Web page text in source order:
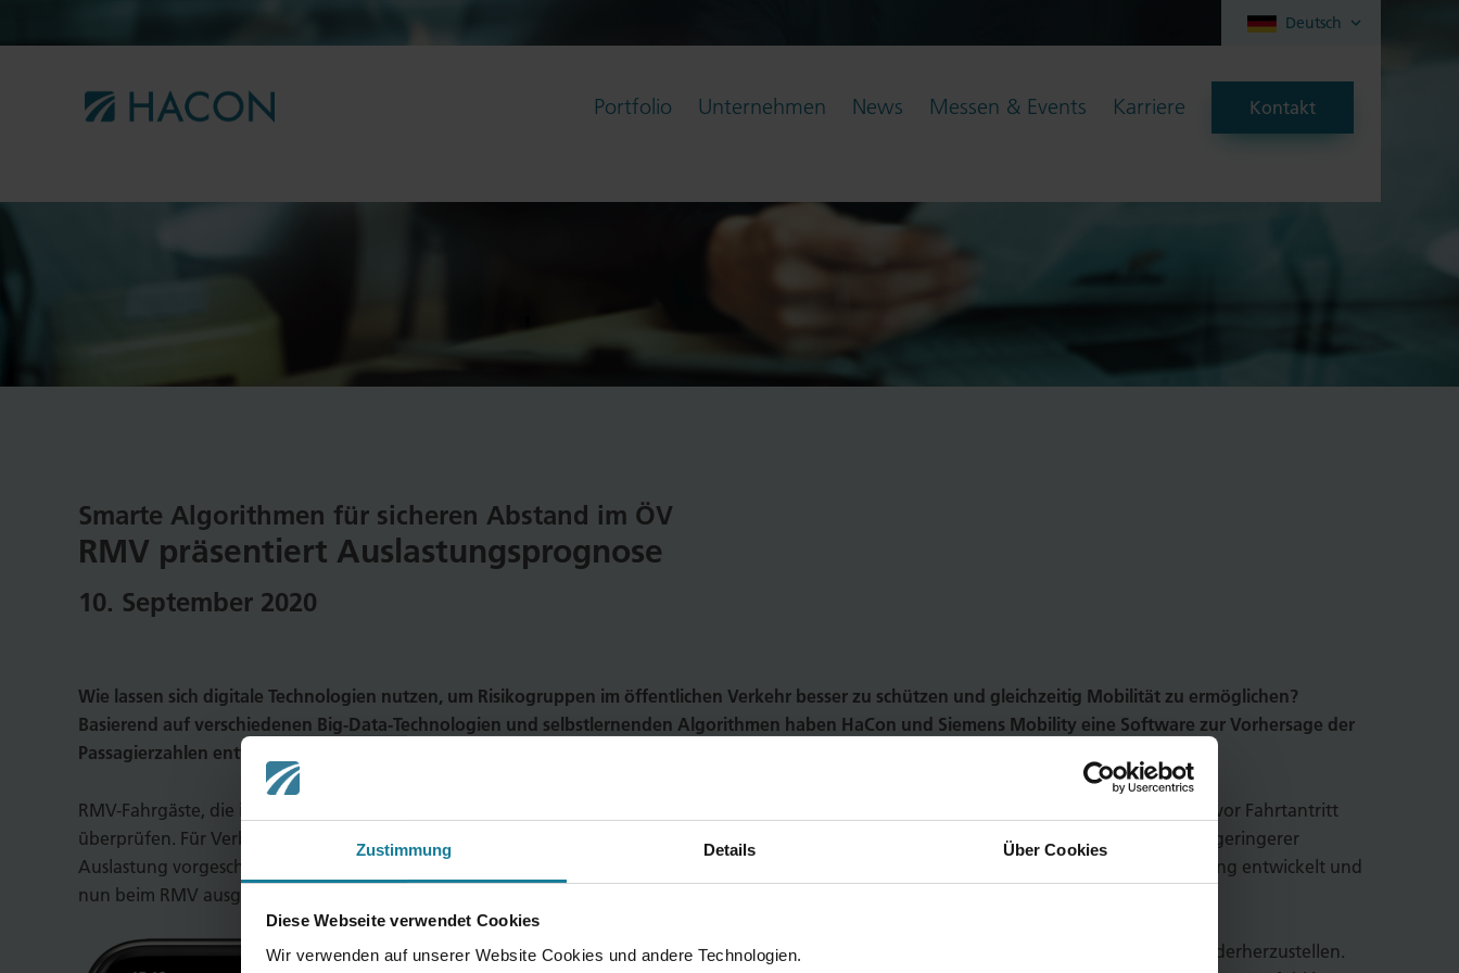
Zustimmung Details Über Cookies
Diese Webseite verwendet Cookies
Wir verwenden auf unserer Website Cookies und andere Technologien.
Deutsch
Portfolio Unternehmen News Messen & Events Karriere Kontakt
Smarte Algorithmen für sicheren Abstand im ÖV
RMV präsentiert Auslastungsprognose
10. September 2020
Wie lassen sich digitale Technologien nutzen, um Risikogruppen im öffentlichen Verkehr besser zu schützen und gleichzeitig Mobilität zu ermöglichen?
Basierend auf verschiedenen Big-Data-Technologien und selbstlernenden Algorithmen haben HaCon und Siemens Mobility eine Software zur Vorhersage der
Passagierzahlen entwickelt, die seit September beim Rhein-Main-Verkehrsverbund (RMV) zum Einsatz kommt.
RMV-Fahrgäste, die ihre Reise über die mobile Website
planen, können ab sofort die geschätzte Fahrzeugbelegung auf ihrer Route vor Fahrtantritt
überprüfen. Für Verbindungen, deren voraussichtliche Belegung als hoch angezeigt wird, werden automatisch alternative Verbindungen mit geringerer
Auslastung vorgeschlagen. Als technologischer Partner des RMV hat HaCon gemeinsam mit
die entsprechende Softwarelösung entwickelt und
nun beim RMV ausgerollt.
Leitgedanke des Projekts war und ist, das Vertrauen in den öffentlichen Nahverkehr wiederherzustellen.